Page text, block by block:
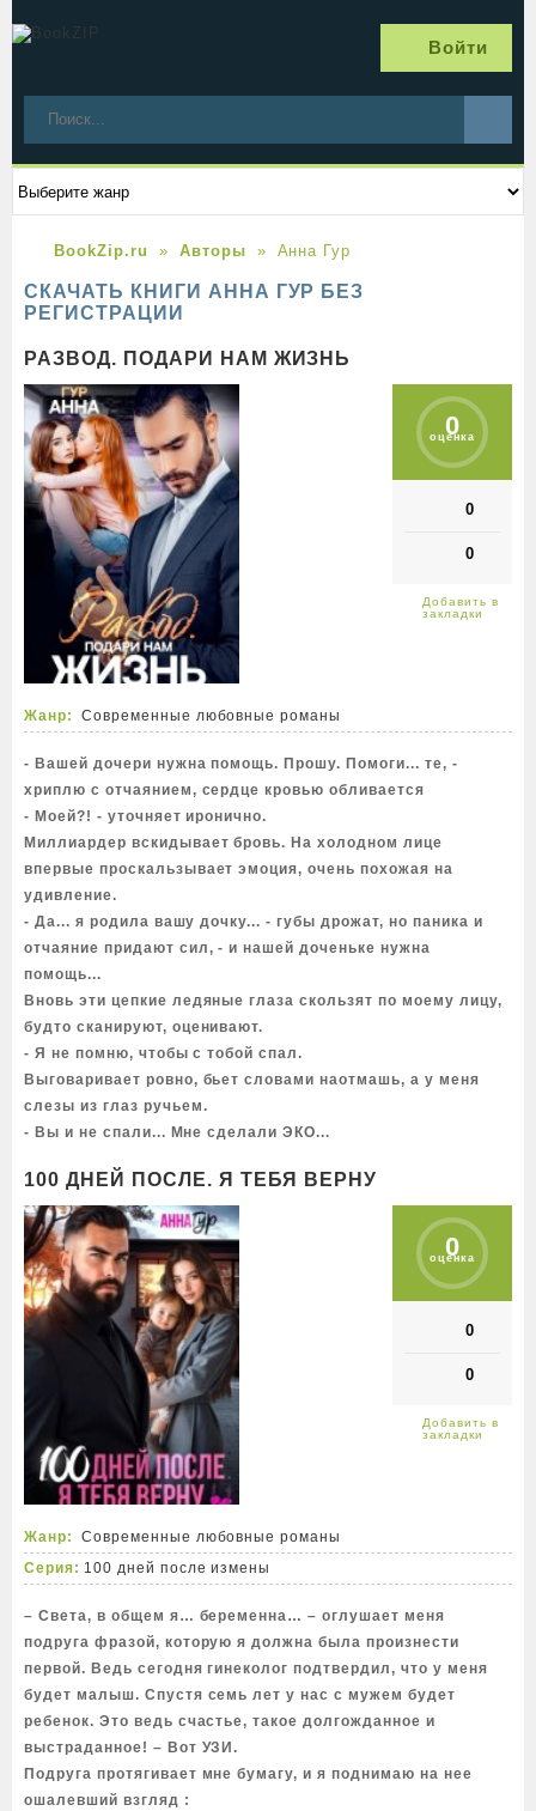
Войти
BookZip.ru Авторы Анна Гур
СКАЧАТЬ КНИГИ АННА ГУР БЕЗ
РЕГИСТРАЦИИ
РАЗВОД. ПОДАРИ НАМ ЖИЗНЬ
0
оценка
0
0
Жанр: Современные любовные романы
- Вашей дочери нужна помощь. Прошу. Помоги... те, -
хриплю с отчаянием, сердце кровью обливается
- Моей?! - уточняет иронично.
Миллиардер вскидывает бровь. На холодном лице
впервые проскальзывает эмоция, очень похожая на
удивление.
- Да... я родила вашу дочку... - губы дрожат, но паника и
отчаяние придают сил, - и нашей доченьке нужна
помощь...
Вновь эти цепкие ледяные глаза скользят по моему лицу,
будто сканируют, оценивают.
- Я не помню, чтобы с тобой спал.
Выговаривает ровно, бьет словами наотмашь, а у меня
слезы из глаз ручьем.
- Вы и не спали... Мне сделали ЭКО...
100 ДНЕЙ ПОСЛЕ. Я ТЕБЯ ВЕРНУ
0
оценка
0
0
Жанр:
Современные любовные романы
Серия: 100 дней после измены
– Света, в общем я… беременна… – оглушает меня
подруга фразой, которую я должна была произнести
первой. Ведь сегодня гинеколог подтвердил, что у меня
будет малыш. Спустя семь лет у нас с мужем будет
ребенок. Это ведь счастье, такое долгожданное и
выстраданное! – Вот УЗИ.
Подруга протягивает мне бумагу, и я поднимаю на нее
ошалевший взгляд :